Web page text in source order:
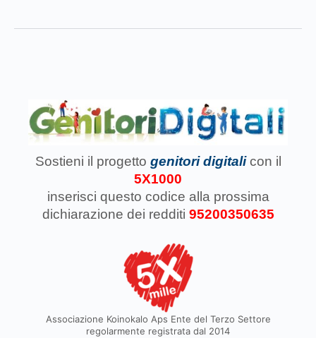
Sostieni il progetto genitori digitali con il
5X1000
inserisci questo codice alla prossima
dichiarazione dei redditi 95200350635
Associazione Koinokalo Aps Ente del Terzo Settore
regolarmente registrata dal 2014